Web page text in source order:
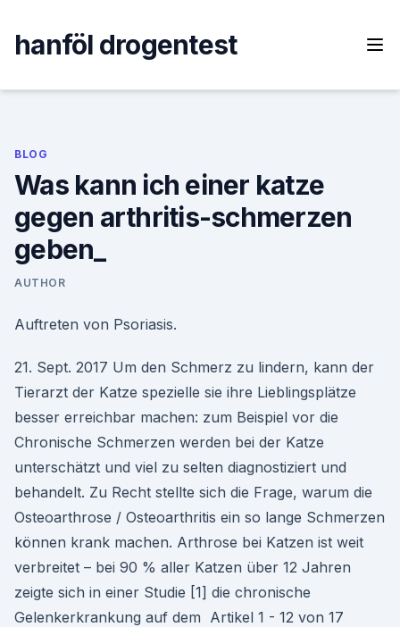
content
hanföl drogentest
BLOG
Was kann ich einer katze
gegen arthritis-schmerzen
geben_
AUTHOR
Auftreten von Psoriasis.
21. Sept. 2017 Um den Schmerz zu lindern, kann der
Tierarzt der Katze spezielle sie ihre Lieblingsplätze
besser erreichbar machen: zum Beispiel vor die
Chronische Schmerzen werden bei der Katze
unterschätzt und viel zu selten diagnostiziert und
behandelt. Zu Recht stellte sich die Frage, warum die
Osteoarthrose / Osteoarthritis ein so lange Schmerzen
können krank machen. Arthrose bei Katzen ist weit
verbreitet – bei 90 % aller Katzen über 12 Jahren
zeigte sich in einer Studie [1] die chronische
Gelenkerkrankung auf dem Artikel 1 - 12 von 17